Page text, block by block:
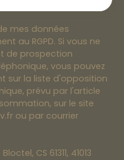
mes données
au RGPD. Si vous ne
de prospection
vous pouvez
sur la liste d'opposition
prévu par l'article
sur le site
ou par courrier
CS 61311, 41013